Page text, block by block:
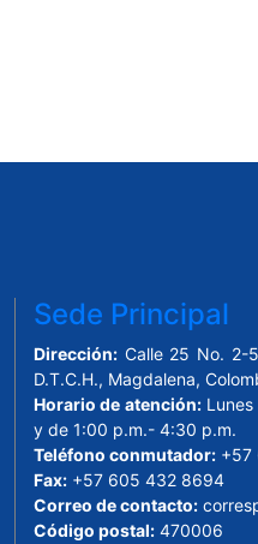
Sede Principal
Dirección: Calle 25 No. 2-
D.T.C.H., Magdalena,
Horario de atención:Lunes
y de 1:00 p.m.- 4:30 p.m.
Teléfono conmutador: +57
Fax: +57 605 432 8694
Correo de contacto:
Código postal: 470006